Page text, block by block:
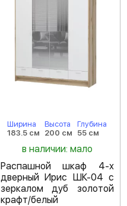
Ширина
183.5 см
Высота
200 см
Глубина
55 см
в наличии: мало
Распашной шкаф 4-х
дверный Ирис ШК-04 с
зеркалом дуб золотой
крафт/белый